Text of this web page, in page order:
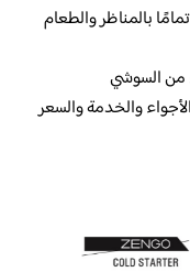
بالمناظر والطعام
من السوشي
والخدمة والسعر